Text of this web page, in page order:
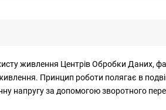
живлення Центрів Обробки Даних,
Принцип роботи полягає в
напругу за допомогою зворотного